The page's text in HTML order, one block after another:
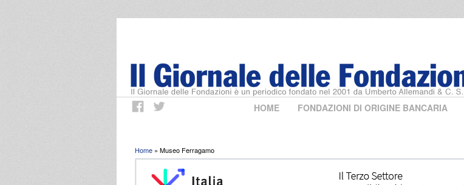
HOME FONDAZIONI DI ORIGINE BANCARIA
Tu sei qui
Home » Museo Ferragamo